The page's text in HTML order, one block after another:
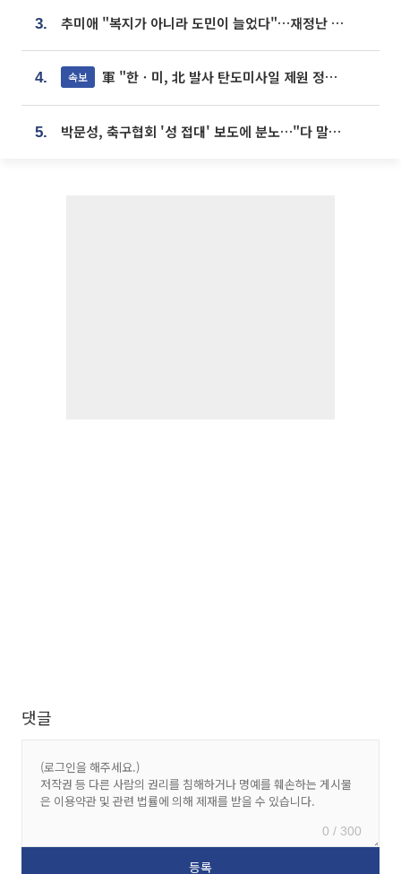
3. 추미애 "복지가 아니라 도민이 늘었다"…재정난 책임론 정면돌파
4. 속보 軍 "한ㆍ미, 北 발사 탄도미사일 제원 정밀분석 중"
5. 박문성, 축구협회 '성 접대' 보도에 분노…"다 말아먹으려고 작정했나"
댓글
0 / 300